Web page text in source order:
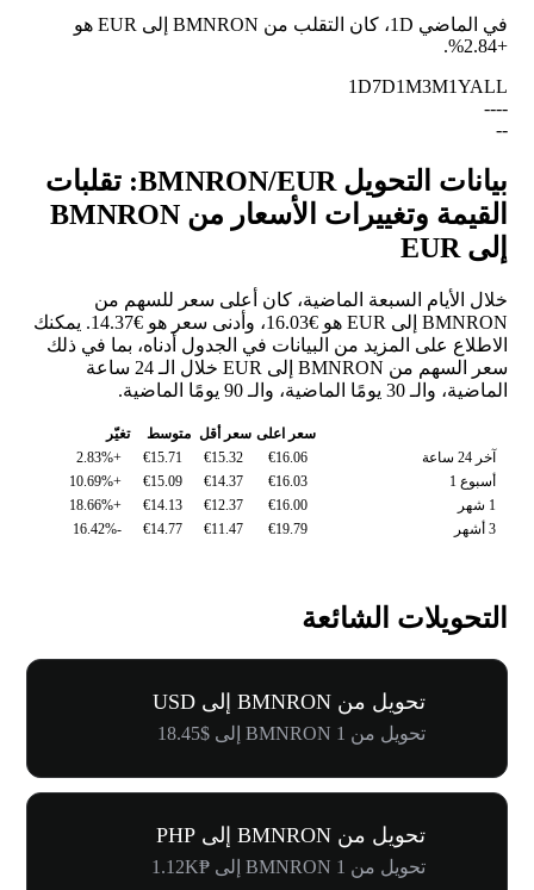
في الماضي 1D، كان التقلب من BMNRON إلى EUR هو
+2.84%
.
1D7D1M3M1YALL
--
--
--
بيانات التحويل BMNRON/EUR: تقلبات
القيمة وتغييرات الأسعار من BMNRON
إلى EUR
خلال الأيام السبعة الماضية، كان أعلى سعر للسهم من
BMNRON إلى EUR هو €16.03، وأدنى سعر هو €14.37. يمكنك
الاطلاع على المزيد من البيانات في الجدول أدناه، بما في ذلك
سعر السهم من BMNRON إلى EUR خلال الـ 24 ساعة
الماضية، والـ 30 يومًا الماضية، والـ 90 يومًا الماضية.
سعر اعلى سعر أقل متوسط
تغيّر
آخر 24 ساعة
€16.06
€15.32
€15.71
+2.83%
أسبوع 1
€16.03
€14.37
€15.09
+10.69%
1 شهر
€16.00
€12.37
€14.13
+18.66%
3 أشهر
€19.79
€11.47
€14.77
-16.42%
التحويلات الشائعة
تحويل من BMNRON إلى USD
تحويل من 1 BMNRON إلى $18.45
تحويل من BMNRON إلى PHP
تحويل من 1 BMNRON إلى ₱1.12K